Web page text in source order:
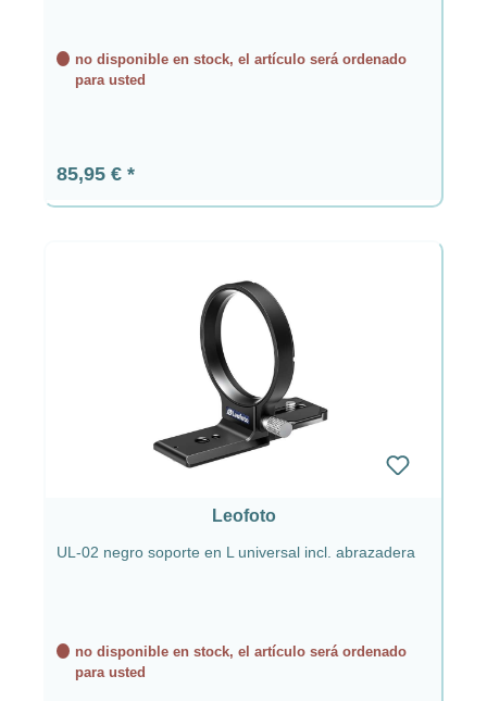
no disponible en stock, el artículo será ordenado
para usted
Precio normal:
85,95 €
Leofoto
UL-02 negro soporte en L universal incl. abrazadera
no disponible en stock, el artículo será ordenado
para usted